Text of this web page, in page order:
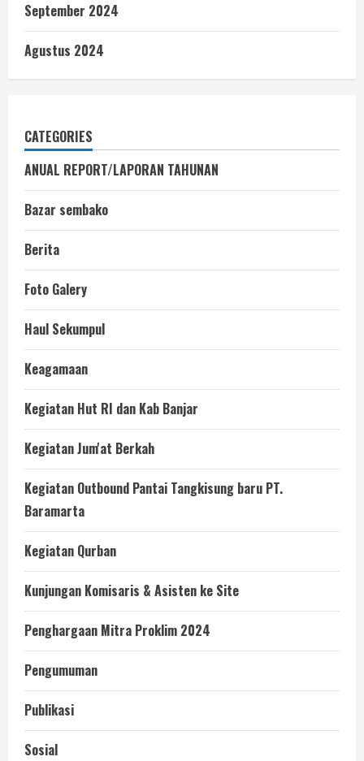
September 2024
Agustus 2024
CATEGORIES
ANUAL REPORT/LAPORAN TAHUNAN
Bazar sembako
Berita
Foto Galery
Haul Sekumpul
Keagamaan
Kegiatan Hut RI dan Kab Banjar
Kegiatan Jum'at Berkah
Kegiatan Outbound Pantai Tangkisung baru PT.
Baramarta
Kegiatan Qurban
Kunjungan Komisaris & Asisten ke Site
Penghargaan Mitra Proklim 2024
Pengumuman
Publikasi
Sosial